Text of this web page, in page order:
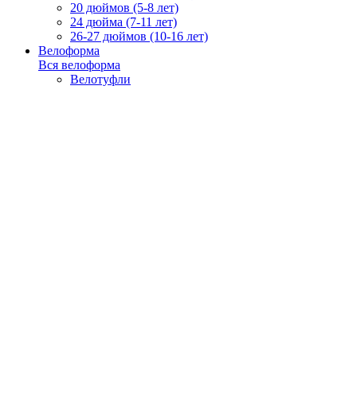
20 дюймов (5-8 лет)
24 дюйма (7-11 лет)
26-27 дюймов (10-16 лет)
Велоформа
Вся велоформа
Велотуфли